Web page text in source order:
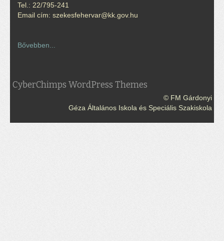
Tel.: 22/795-241
Email cím: szekesfehervar@kk.gov.hu
Bővebben...
CyberChimps WordPress Themes
© FM Gárdonyi
Géza Általános Iskola és Speciális Szakiskola